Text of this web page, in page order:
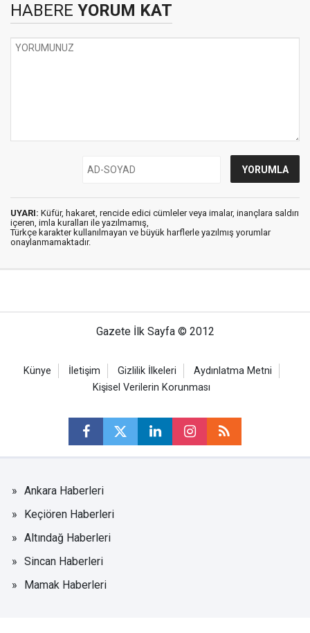
HABERE YORUM KAT
UYARI: Küfür, hakaret, rencide edici cümleler veya imalar, inançlara saldırı
içeren, imla kuralları ile yazılmamış,
Türkçe karakter kullanılmayan ve büyük harflerle yazılmış yorumlar
onaylanmamaktadır.
Gazete İlk Sayfa © 2012
Künye İletişim Gizlilik İlkeleri
Aydınlatma Metni
Kişisel Verilerin Korunması
Ankara Haberleri
Keçiören Haberleri
Altındağ Haberleri
Sincan Haberleri
Mamak Haberleri